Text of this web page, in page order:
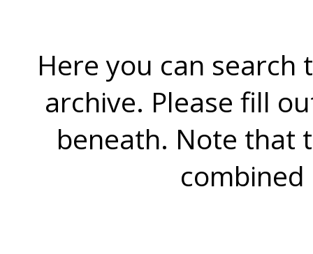
Here you can search
archive. Please fill
beneath. Note that
combined